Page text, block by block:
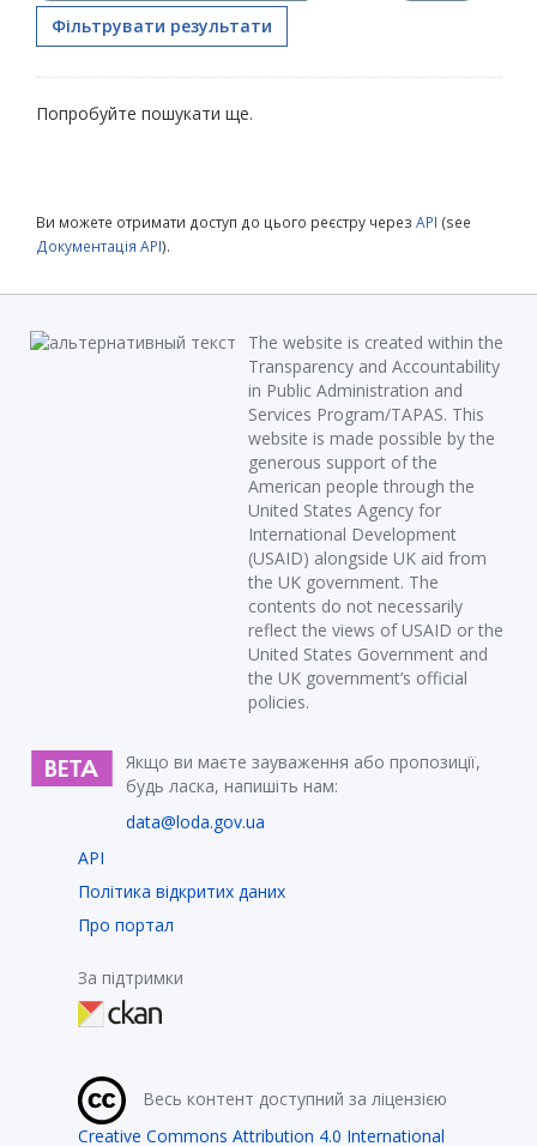
Фільтрувати результати
Попробуйте пошукати ще.
Ви можете отримати доступ до цього реєстру через API (see
Документація API).
The website is created within the
Transparency and Accountability
in Public Administration and
Services Program/TAPAS. This
website is made possible by the
generous support of the
American people through the
United States Agency for
International Development
(USAID) alongside UK aid from
the UK government. The
contents do not necessarily
reflect the views of USAID or the
United States Government and
the UK government’s official
policies.
Якщо ви маєте зауваження або пропозиції,
будь ласка, напишіть нам:
data@loda.gov.ua
API
Політика відкритих даних
Про портал
За підтримки
Весь контент доступний за ліцензією
Creative Commons Attribution 4.0 International